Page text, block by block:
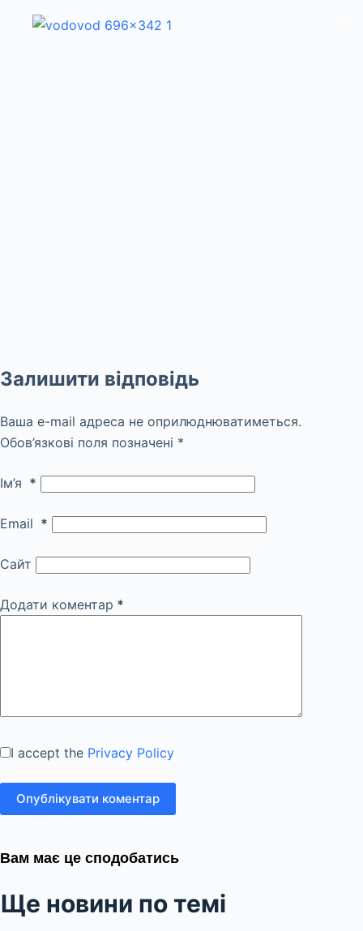
Залишити відповідь
Ваша e-mail адреса не оприлюднюватиметься.
Обов’язкові поля позначені *
Ім’я *
Email *
Сайт
Додати коментар *
I accept the Privacy Policy
Опублікувати коментар
Вам має це сподобатись
Ще новини по темі